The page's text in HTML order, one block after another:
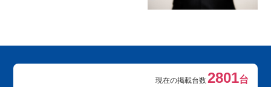
現在の掲載台数2801台